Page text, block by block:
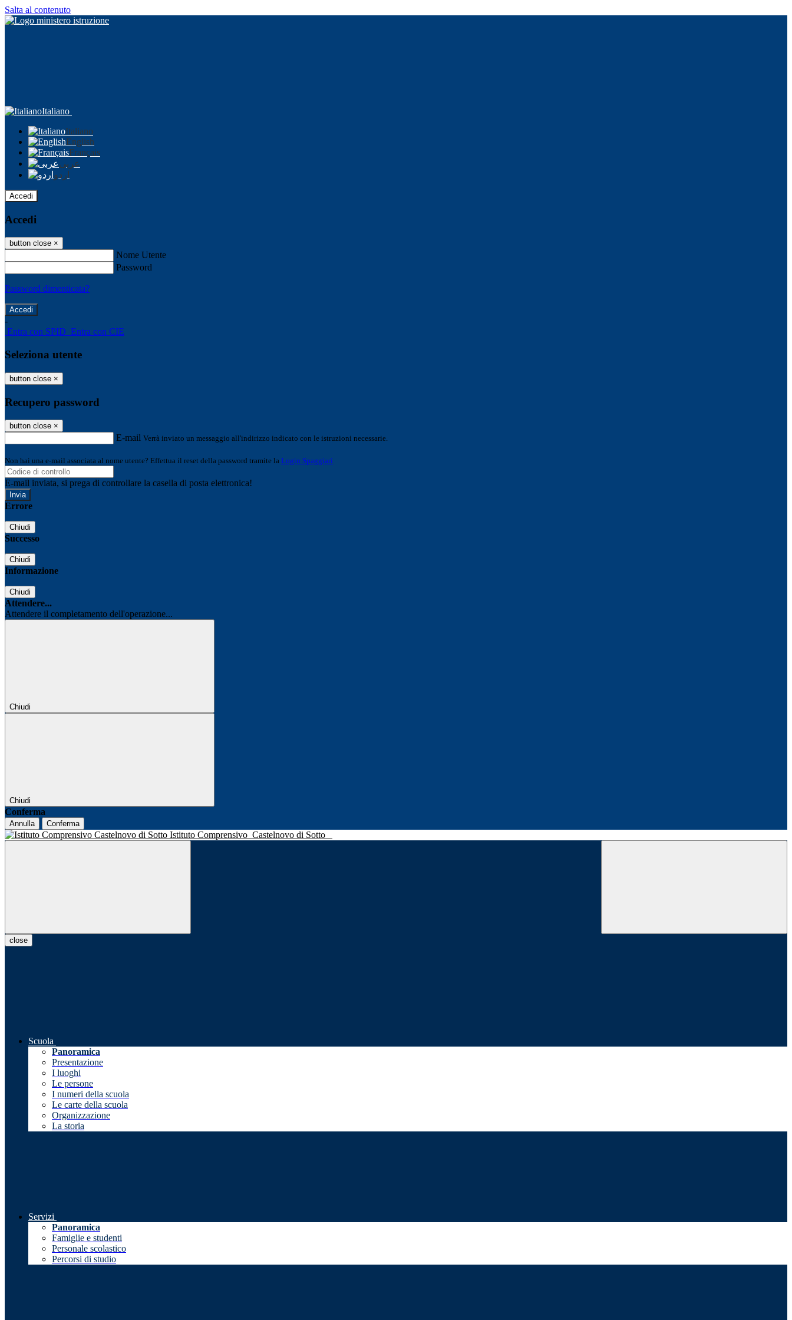
Salta al contenuto
Italiano
Italiano
English
Français
عربى
اردو
Accedi
Accedi
button close ×
Nome Utente
Password
Password dimenticata?
-
Entra con SPID Entra con CIE
Seleziona utente
button close ×
Recupero password
button close ×
E-mail Verrà inviato un messaggio all'indirizzo indicato con le istruzioni necessarie.
Non hai una e-mail associata al nome utente? Effettua il reset della password tramite la Login Spaggiari
E-mail inviata, si prega di controllare la casella di posta elettronica!
Errore
Chiudi
Successo
Chiudi
Informazione
Chiudi
Attendere...
Attendere il completamento dell'operazione...
Chiudi
Chiudi
Conferma
Annulla Conferma
Istituto Comprensivo Castelnovo di Sotto
close
Scuola
Panoramica
Presentazione
I luoghi
Le persone
I numeri della scuola
Le carte della scuola
Organizzazione
La storia
Servizi
Panoramica
Famiglie e studenti
Personale scolastico
Percorsi di studio